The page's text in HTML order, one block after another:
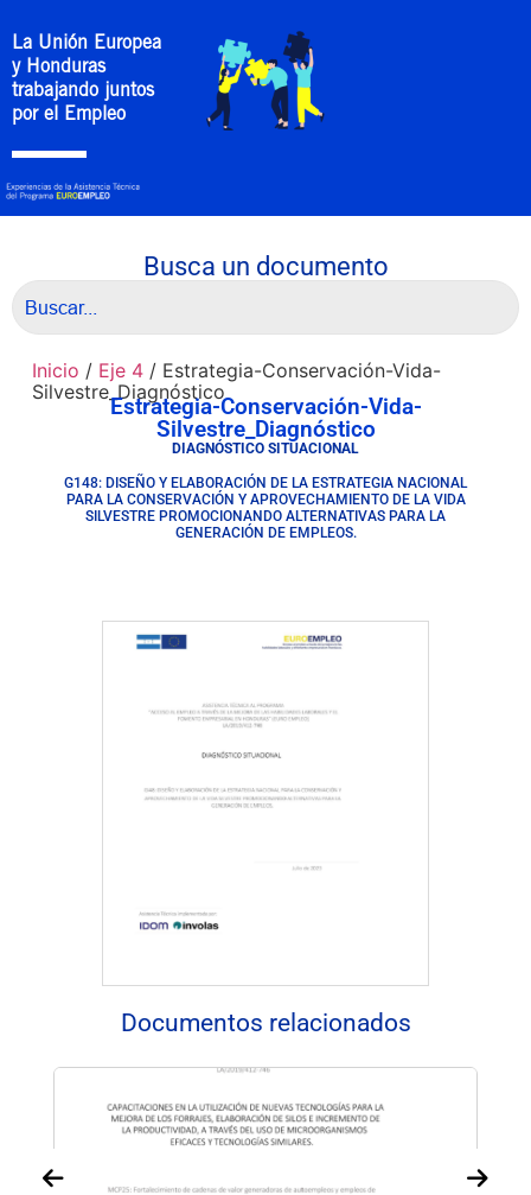
La Unión Europea
y Honduras
trabajando juntos
por el Empleo
Busca un documento
Inicio / Eje 4/ Estrategia-Conservación-Vida-
Silvestre_Diagnóstico
Estrategia-Conservación-Vida-
Silvestre_Diagnóstico
DIAGNÓSTICO SITUACIONAL
G148: DISEÑO Y ELABORACIÓN DE LA ESTRATEGIA NACIONAL
PARA LA CONSERVACIÓN Y APROVECHAMIENTO DE LA VIDA
SILVESTRE PROMOCIONANDO ALTERNATIVAS PARA LA
GENERACIÓN DE EMPLEOS.
Descargar Documento
Documentos relacionados